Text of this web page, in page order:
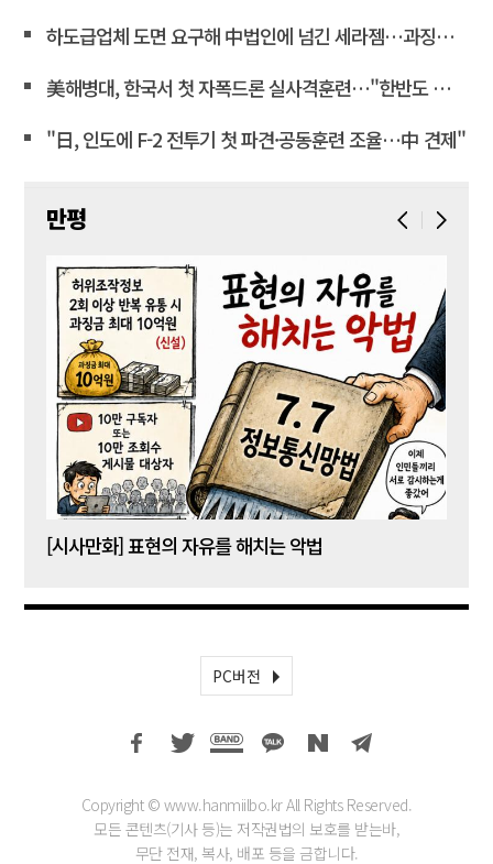
하도급업체 도면 요구해 中법인에 넘긴 세라젬…과징금 4억3천만
美해병대, 한국서 첫 자폭드론 실사격훈련…"한반도 지형 학습"
"日, 인도에 F-2 전투기 첫 파견·공동훈련 조율…中 견제"
만평
[시사만화] 표현의 자유를 해치는 악법
PC버전
Copyright © www.hanmiilbo.kr All Rights Reserved.
모든 콘텐츠(기사 등)는 저작권법의 보호를 받는바,
무단 전재, 복사, 배포 등을 금합니다.